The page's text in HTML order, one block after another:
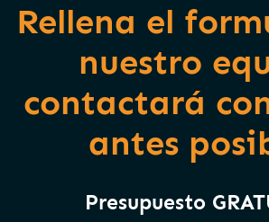
Rellena el
nuestro
contactará
antes
Presupuesto